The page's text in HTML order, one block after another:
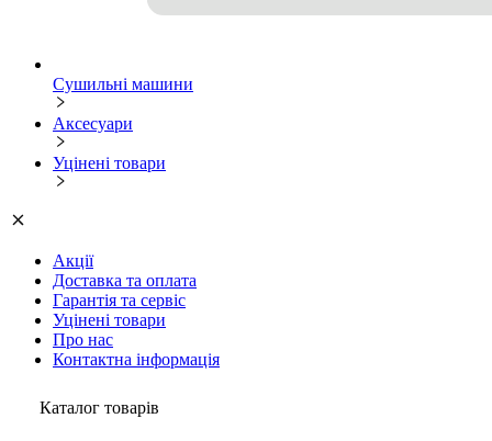
Сушильні машини
Аксесуари
Уцінені товари
Акції
Доставка та оплата
Гарантія та сервіс
Уцінені товари
Про нас
Контактна інформація
Каталог товарів